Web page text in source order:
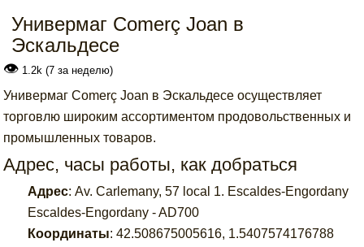
Универмаг Comerç Joan в
Эскальдесе
👁 1.2k (7 за неделю)
Универмаг Comerç Joan в Эскальдесе осуществляет
торговлю широким ассортиментом продовольственных и
промышленных товаров.
Адрес, часы работы, как добраться
Адрес:Av. Carlemany, 57 local 1. Escaldes-Engordany
Escaldes-Engordany - AD700
Координаты: 42.508675005616, 1.5407574176788